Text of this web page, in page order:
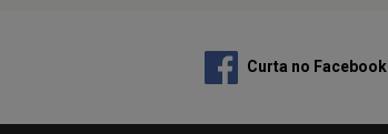
Curta no Facebook